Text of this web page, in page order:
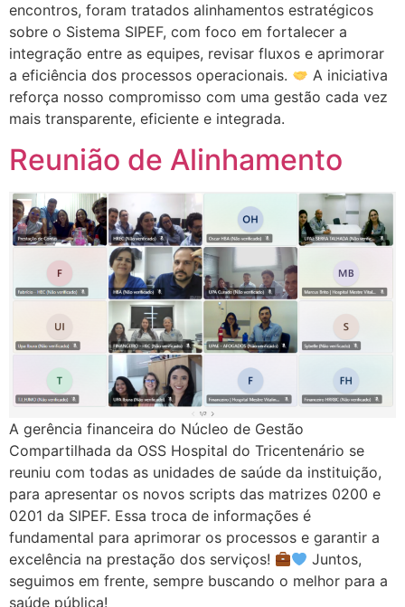
encontros, foram tratados alinhamentos estratégicos
sobre o Sistema SIPEF, com foco em fortalecer a
integração entre as equipes, revisar fluxos e aprimorar
a eficiência dos processos operacionais.
A iniciativa
reforça nosso compromisso com uma gestão cada vez
mais transparente, eficiente e integrada.
Reunião de Alinhamento
A gerência financeira do Núcleo de Gestão
Compartilhada da OSS Hospital do Tricentenário se
reuniu com todas as unidades de saúde da instituição,
para apresentar os novos scripts das matrizes 0200 e
0201 da SIPEF. Essa troca de informações é
fundamental para aprimorar os processos e garantir a
excelência na prestação dos serviços!
Juntos,
seguimos em frente, sempre buscando o melhor para a
saúde pública!